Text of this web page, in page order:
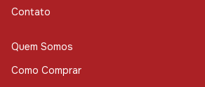
Contato
Quem Somos
Como Comprar